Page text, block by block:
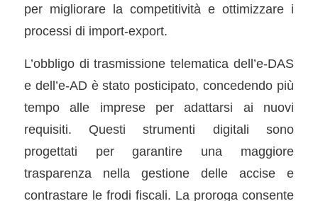
per migliorare la competitività e ottimizzare i
processi di import-export.
L’obbligo di trasmissione telematica dell’e-DAS
e dell’e-AD è stato posticipato, concedendo più
tempo alle imprese per adattarsi ai nuovi
requisiti. Questi strumenti digitali sono
progettati per garantire una maggiore
trasparenza nella gestione delle accise e
contrastare le frodi fiscali. La proroga consente